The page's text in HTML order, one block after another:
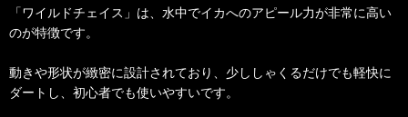
「ワイルドチェイス」は、水中でイカへのアピール力が非常に高い
のが特徴です。
動きや形状が緻密に設計されており、少ししゃくるだけでも軽快に
ダートし、初心者でも使いやすいです。